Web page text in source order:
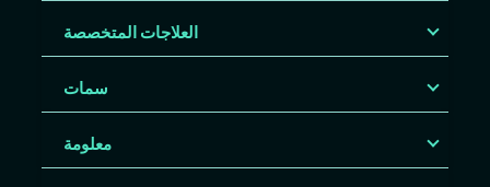
العلاجات المتخصصة
سمات
معلومة